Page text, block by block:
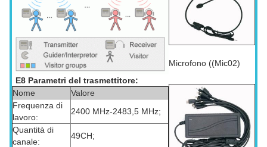
Microfono ((Mic02)
E8 Parametri del trasmettitore:
Nome
Valore
Frequenza di
lavoro:
2400 MHz-2483,5 MHz;
Quantità di
canale:
49CH;